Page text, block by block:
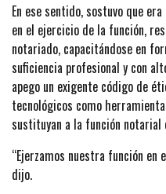
En ese sentido, sostuvo que
en el ejercicio de la función,
notariado, capacitándose en
suficiencia profesional y con
apego un exigente código de
tecnológicos como
sustituyan a la función notarial
“Ejerzamos nuestra función
dijo.